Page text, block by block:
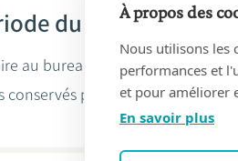
du 10/05/1972 au
au bureau MORTELMANS, Frans
conservés par
Ellen Verhaert
À propos des
Nous utilisons les
performances et
et pour améliorer
En savoir plus